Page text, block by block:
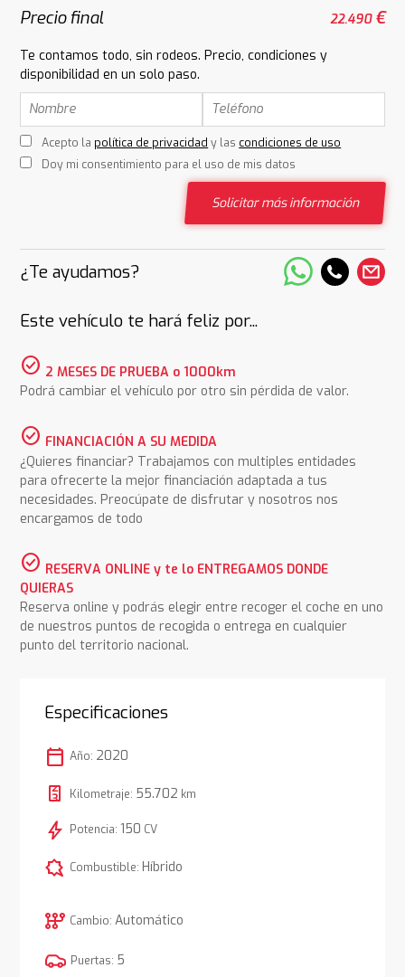
Precio final 22.490€
Te contamos todo, sin rodeos. Precio, condiciones y
disponibilidad en un solo paso.
Acepto la política de privacidad y las condiciones de uso
Doy mi consentimiento para el uso de mis datos
Solicitar más información
¿Te ayudamos?
Este vehículo te hará feliz por...
check_circle 2 MESES DE PRUEBA o 1000km
Podrá cambiar el vehículo por otro sin pérdida de valor.
check_circle FINANCIACIÓN A SU MEDIDA
¿Quieres financiar? Trabajamos con multiples entidades
para ofrecerte la mejor financiación adaptada a tus
necesidades. Preocúpate de disfrutar y nosotros nos
encargamos de todo
check_circle RESERVA ONLINE y te lo ENTREGAMOS DONDE
QUIERAS
Reserva online y podrás elegir entre recoger el coche en uno
de nuestros puntos de recogida o entrega en cualquier
punto del territorio nacional.
Especificaciones
calendar_today Año: 2020
Kilometraje: 55.702 km
bolt Potencia: 150 CV
comic_bubble Combustible: Híbrido
auto_transmission Cambio: Automático
Puertas: 5